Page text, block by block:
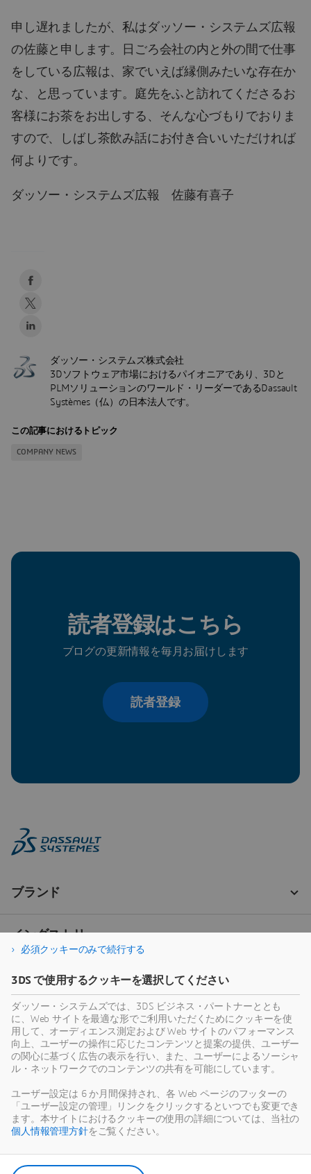
申し遅れましたが、私はダッソー・システムズ広報
の佐藤と申します。日ごろ会社の内と外の間で仕事
をしている広報は、家でいえば縁側みたいな存在か
な、と思っています。庭先をふと訪れてくださるお
客様にお茶をお出しする、そんな心づもりでおりま
すので、しばし茶飲み話にお付き合いいただければ
何よりです。
ダッソー・システムズ広報 佐藤有喜子
ダッソー・システムズ株式会社
3Dソフトウェア市場におけるパイオニアであり、3Dと
PLMソリューションのワールド・リーダーであるDassault
Systèmes（仏）の日本法人です。
この記事におけるトピック
COMPANY NEWS
読者登録はこちら
ブログの更新情報を毎月お届けします
読者登録
必須クッキーのみで続行する
3DS で使用するクッキーを選択してください
ダッソー・システムズでは、3DS ビジネス・パートナーととも
に、Web サイトを最適な形でご利用いただくためにクッキーを使
用して、オーディエンス測定および Web サイトのパフォーマンス
向上、ユーザーの操作に応じたコンテンツと提案の提供、ユーザー
の関心に基づく広告の表示を行い、また、ユーザーによるソーシャ
ル・ネットワークでのコンテンツの共有を可能にしています。
ユーザー設定は 6 か月間保持され、各 Web ページのフッターの
「ユーザー設定の管理」リンクをクリックするといつでも変更でき
ます。本サイトにおけるクッキーの使用の詳細については、当社の
個人情報管理方針をご覧ください。